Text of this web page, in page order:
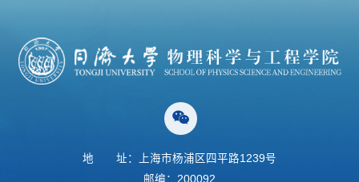
地
址：上海市杨浦区四平路1239号
邮编：200092